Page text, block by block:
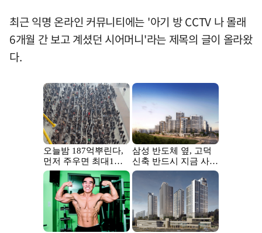
최근 익명 온라인 커뮤니티에는 '아기 방 CCTV 나 몰래
6개월 간 보고 계셨던 시어머니'라는 제목의 글이 올라왔
다.